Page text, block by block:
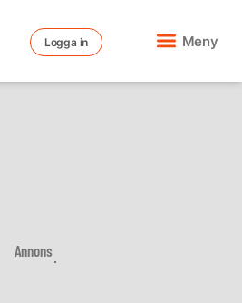
Logga in Meny
Annons